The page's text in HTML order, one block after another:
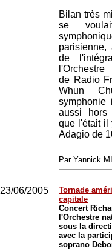
Bilan très
se
de
l'Orchestre
de Radio
Whun
symphonie
aussi
que l'était il
Adagio de
Par Yannick
23/06/2005
Tornade
capitale
Concert
l'Orchestre
sous la
avec la
soprano